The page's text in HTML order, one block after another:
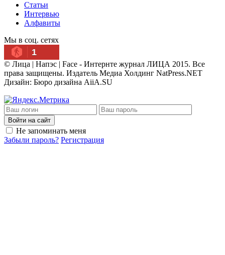
Статьи
Интервью
Алфавиты
Мы в соц. сетях
1
© Лица | Напэс | Face - Интернте журнал ЛИЦА 2015. Все
права защищены. Издатель Медиа Холдинг NatPress.NET
Дизайн: Бюро дизайна AiiA.SU
Войти на сайт
Не запоминать меня
Забыли пароль? Регистрация